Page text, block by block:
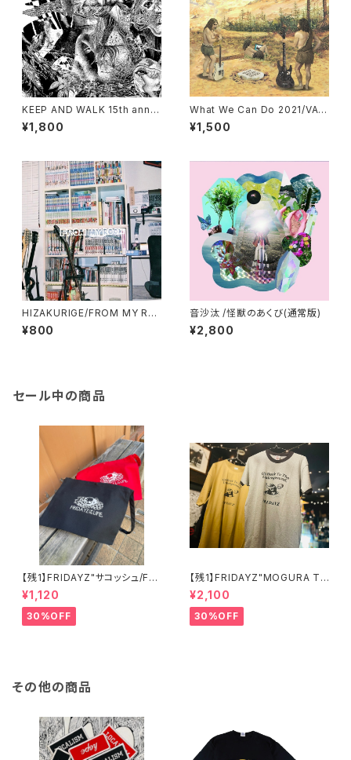
KEEP AND WALK 15th anniv
ersary compilation album/
VA(CD)
¥1,800
What We Can Do 2021/VA
(CD)
¥1,500
HIZAKURIGE/FROM MY RO
OM(CD)
¥800
音沙汰 /怪獣のあくび(通常版)
¥2,800
セール中の商品
【残1】FRIDAYZ"サコッシュ/FRI
DAYZ OF THE LIFE"
¥1,120
30%OFF
【残1】FRIDAYZ"MOGURA Te
e"
¥2,100
30%OFF
その他の商品